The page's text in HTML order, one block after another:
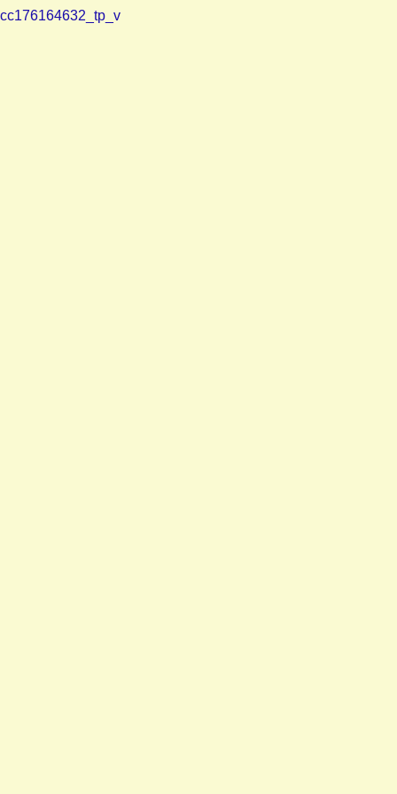
cc176164632_tp_v